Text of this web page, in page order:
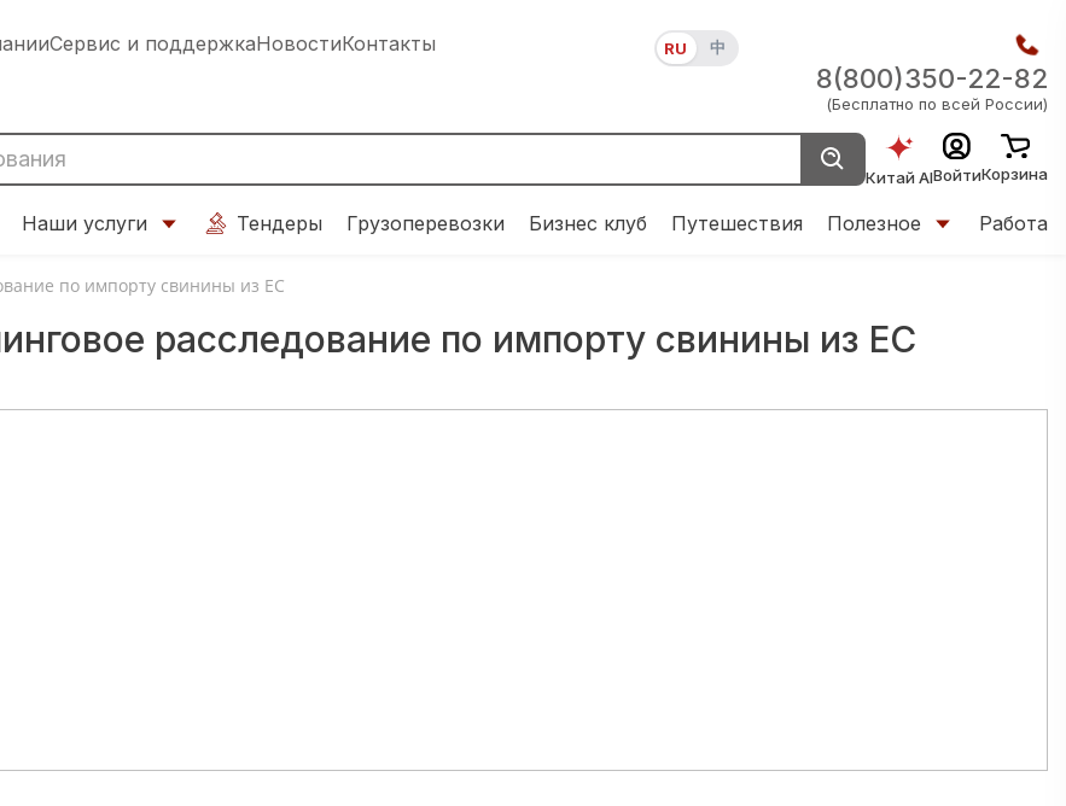
Сервис и поддержкаНовостиКонтакты RU 中
8(800)350-22-82
(Бесплатно по всей России)
Китай AIВойтиКорзина
Наши услуги Тендеры Грузоперевозки Бизнес клуб Путешествия Полезное Работа
по импорту свинины из ЕС
расследование по импорту свинины из ЕС